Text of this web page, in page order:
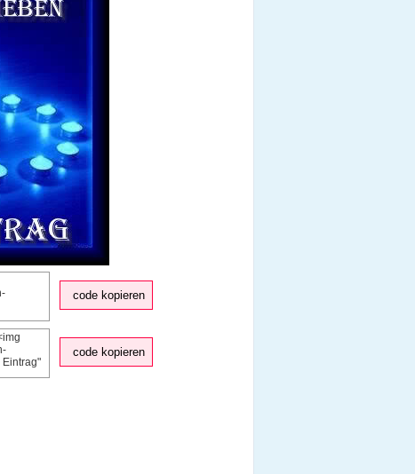
code kopieren
code kopieren